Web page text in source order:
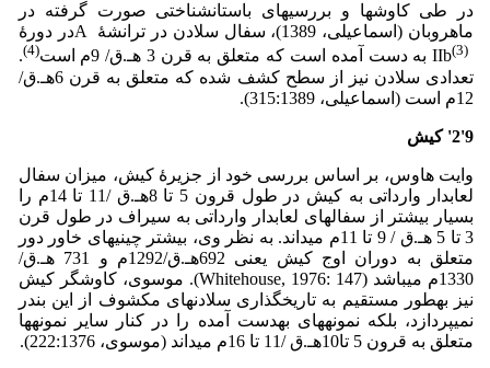
در طی کاوش­ها و بررسی­های باستان­شناختی صورت گرفته در
ماهروبان (اسماعیلی، 1389)، سفال سلادن در ترانشۀ A­در دورۀ
(3) به دست آمده است که متعلق به قرن 3 هـ.ق/ 9م است (4)
.
تعدادی سلادن نیز از سطح کشف شده که متعلق به قرن 6هـ.ق/
12م است (اسماعیلی، 315:1389).
9
'
2
' کیش
وایت هاوس، بر اساس بررسی خود از جزیرۀ کیش، میزان سفال
لعاب­دار وارداتی به کیش در طول قرون 5 تا 8هـ.ق /11 تا 14­م را
بسیار بیشتر از سفال­های لعاب­دار وارداتی به سیراف در طول قرن
3 تا 5 هـ.ق / 9 تا 11­م می­داند. به نظر وی، بیشتر چینی­های خاور دور
متعلق به دوران اوج کیش یعنی 692­هـ.ق/1292­م و 731 هـ.ق/
1330م می­باشد (Whitehouse, 1976: 147). موسوی، کاوشگر کیش
نیز به­طور مستقیم به تاریخ­گذاری سلادن­های مکشوف از این بندر
نمی­پردازد، بلکه نمونه­های به­دست آمده را در کنار سایر نمونه­ها
متعلق به قرون 5 تا10­هـ.ق /11 تا 16م می­داند (موسوی، 222:1376).